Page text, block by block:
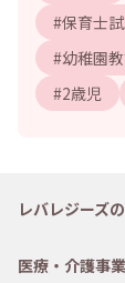
#保育士
#幼稚園
#2歳児
レバレジーズ
医療・介護事業